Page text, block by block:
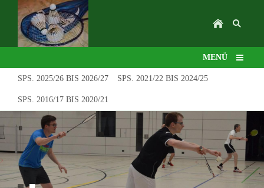
MENÜ
SPS. 2025/26 BIS 2026/27 SPS. 2021/22 BIS 2024/25
SPS. 2016/17 BIS 2020/21